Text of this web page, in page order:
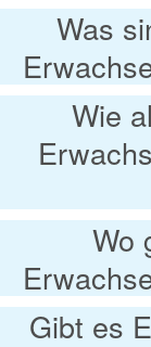
Was
Wie
Wo
Gibt es